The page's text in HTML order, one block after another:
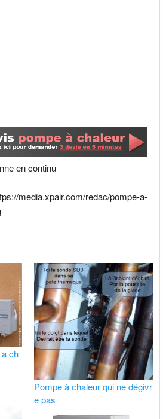
en continu
media.xpair.com/redac/pompe-a-
ch
Pompe à chaleur qui ne dégivr
e pas